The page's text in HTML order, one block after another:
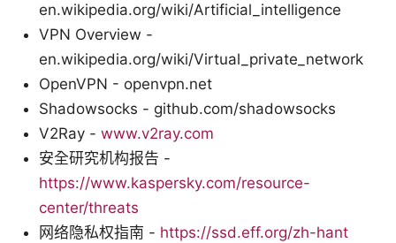
en.wikipedia.org/wiki/Artificial_intelligence
VPN Overview -
en.wikipedia.org/wiki/Virtual_private_network
OpenVPN - openvpn.net
Shadowsocks - github.com/shadowsocks
V2Ray - www.v2ray.com
安全研究机构报告 -
https://www.kaspersky.com/resource-
center/threats
网络隐私权指南 - https://ssd.eff.org/zh-hant